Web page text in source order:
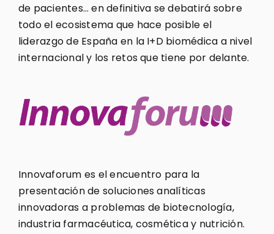
de pacientes… en definitiva se debatirá sobre
todo el ecosistema que hace posible el
liderazgo de España en la I+D biomédica a nivel
internacional y los retos que tiene por delante.
Innovaforum es el encuentro para la
presentación de soluciones analíticas
innovadoras a problemas de biotecnología,
industria farmacéutica, cosmética y nutrición.